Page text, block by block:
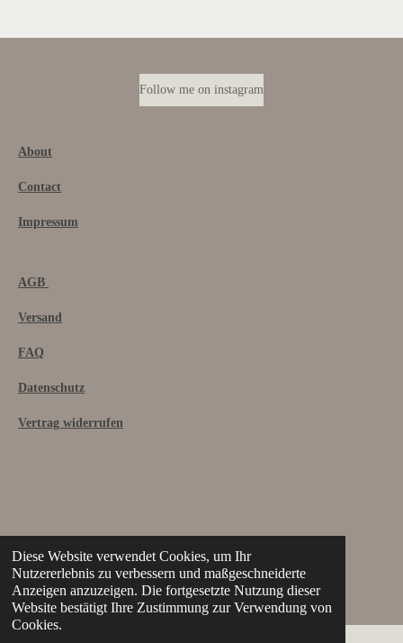
Diese Website verwendet Cookies, um Ihr
Nutzererlebnis zu verbessern und maßgeschneiderte
Anzeigen anzuzeigen. Die fortgesetzte Nutzung dieser
Website bestätigt Ihre Zustimmung zur Verwendung von
Cookies.
Follow me on instagram
About
Contact
Impressum
AGB
Versand
FAQ
Datenschutz
Vertrag widerrufen
Vertrag widerrufen
© 2022 kiliankeramik